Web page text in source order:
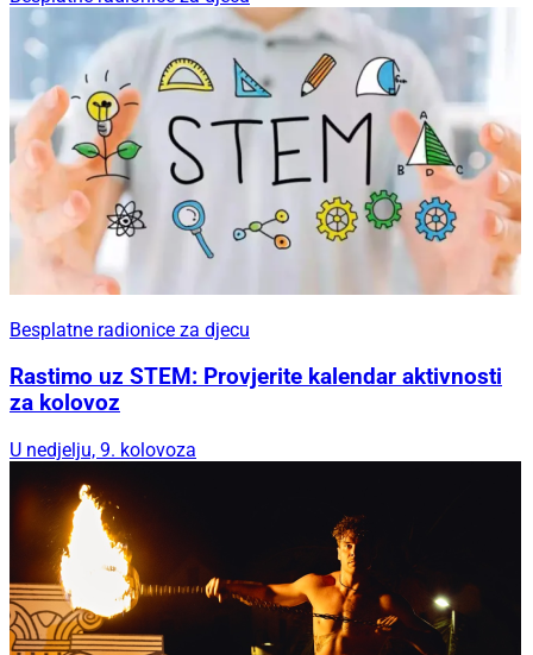
Besplatne radionice za djecu
Rastimo uz STEM: Provjerite kalendar aktivnosti
za kolovoz
U nedjelju, 9. kolovoza